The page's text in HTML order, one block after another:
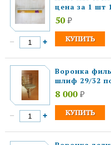
цена за 1 шт
50 ₽
Воронка
шлиф 29/32
8 000 ₽